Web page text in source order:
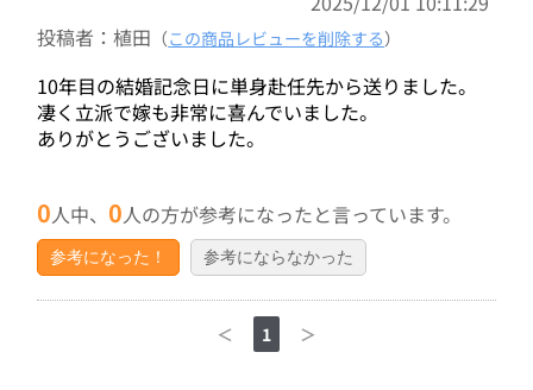
投稿者：植田 （この商品レビューを削除する）
10年目の結婚記念日に単身赴任先から送りました。
凄く立派で嫁も非常に喜んでいました。
ありがとうございました。
0人中、0人の方が参考になったと言っています。
参考になった！ 参考にならなかった
＜ 1 ＞